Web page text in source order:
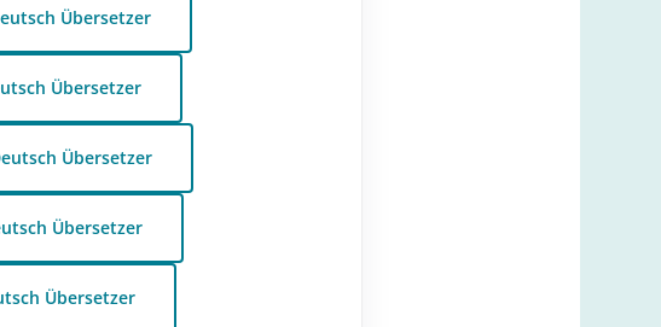
Übersetzer
Übersetzer
Übersetzer
Übersetzer
Übersetzer